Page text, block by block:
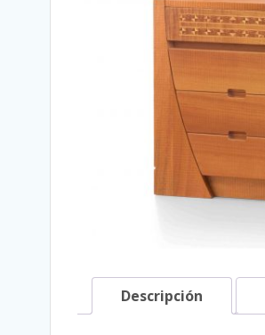
Descripción